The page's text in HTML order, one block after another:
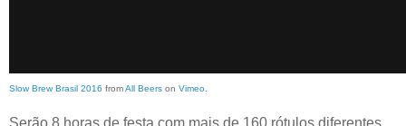
Slow Brew Brasil 2016 fromAll Beers on Vimeo